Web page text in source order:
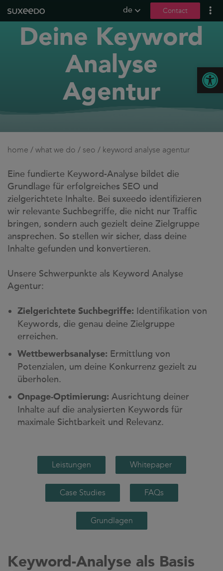
de Contact
what we do
content marketing
seeding
ux und conversions
about us
references
case studies
whitepaper
magazine
contact
Deine Keyword
Analyse
Agentur
home / what we do / seo / keyword analyse agentur
Eine fundierte Keyword-Analyse bildet die
Grundlage für erfolgreiches SEO und
zielgerichtete Inhalte. Bei suxeedo identifizieren
wir relevante Suchbegriffe, die nicht nur Traffic
bringen, sondern auch gezielt deine Zielgruppe
ansprechen. So stellen wir sicher, dass deine
Inhalte gefunden und konvertieren.
Unsere Schwerpunkte als Keyword Analyse
Agentur:
Zielgerichtete Suchbegriffe: Identifikation von
Keywords, die genau deine Zielgruppe
erreichen.
Wettbewerbsanalyse: Ermittlung von
Potenzialen, um deine Konkurrenz gezielt zu
überholen.
Onpage-Optimierung: Ausrichtung deiner
Inhalte auf die analysierten Keywords für
maximale Sichtbarkeit und Relevanz.
Leistungen Whitepaper
Case Studies FAQs
Grundlagen
Keyword-Analyse als Basis